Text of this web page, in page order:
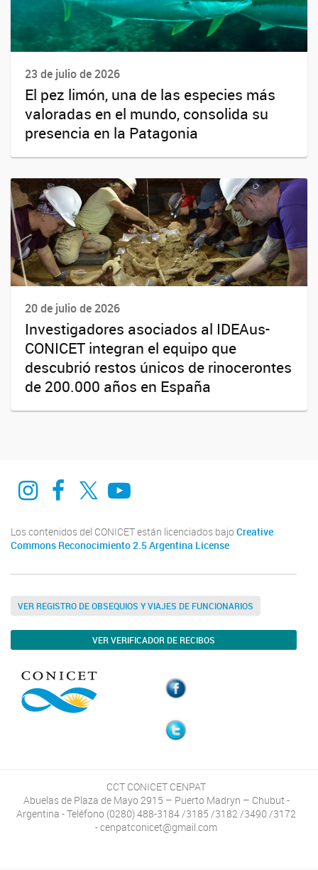
23 de julio de 2026
El pez limón, una de las especies más
valoradas en el mundo, consolida su
presencia en la Patagonia
20 de julio de 2026
Investigadores asociados al IDEAus-
CONICET integran el equipo que
descubrió restos únicos de rinocerontes
de 200.000 años en España
Instagram
Facebook
TwitterYoutube
Los contenidos del CONICET están licenciados bajo Creative
Commons Reconocimiento 2.5 Argentina License
VER REGISTRO DE OBSEQUIOS Y VIAJES DE FUNCIONARIOS
VER VERIFICADOR DE RECIBOS
CCT CONICET CENPAT
Abuelas de Plaza de Mayo 2915 – Puerto Madryn – Chubut -
Argentina - Teléfono (0280) 488-3184 /3185 /3182 /3490 /3172
- cenpatconicet@gmail.com